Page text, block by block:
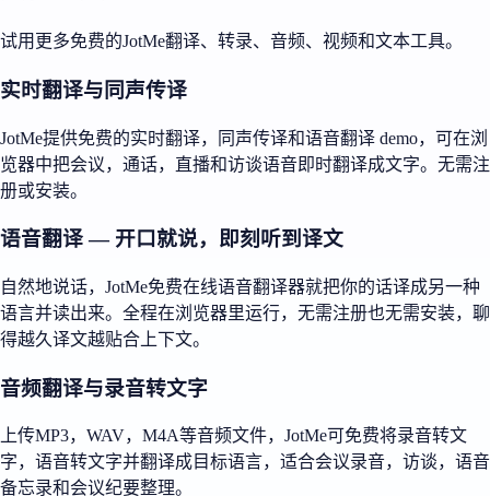
试用更多免费的JotMe翻译、转录、音频、视频和文本工具。
实时翻译与同声传译
JotMe提供免费的实时翻译，同声传译和语音翻译 demo，可在浏
览器中把会议，通话，直播和访谈语音即时翻译成文字。无需注
册或安装。
语音翻译 — 开口就说，即刻听到译文
自然地说话，JotMe免费在线语音翻译器就把你的话译成另一种
语言并读出来。全程在浏览器里运行，无需注册也无需安装，聊
得越久译文越贴合上下文。
音频翻译与录音转文字
上传MP3，WAV，M4A等音频文件，JotMe可免费将录音转文
字，语音转文字并翻译成目标语言，适合会议录音，访谈，语音
备忘录和会议纪要整理。